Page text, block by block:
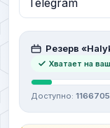
Резерв
Хватает на
Доступно: